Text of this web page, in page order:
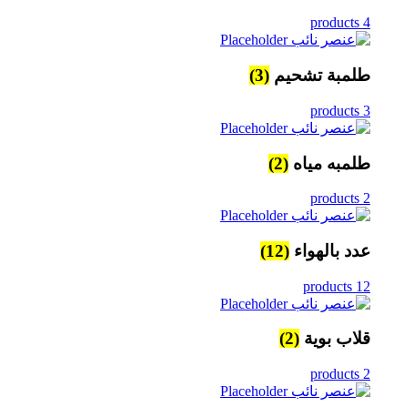
4 products
طلمبة تشحيم (3)
3 products
طلمبه مياه (2)
2 products
عدد بالهواء (12)
12 products
قلاب بوية (2)
2 products